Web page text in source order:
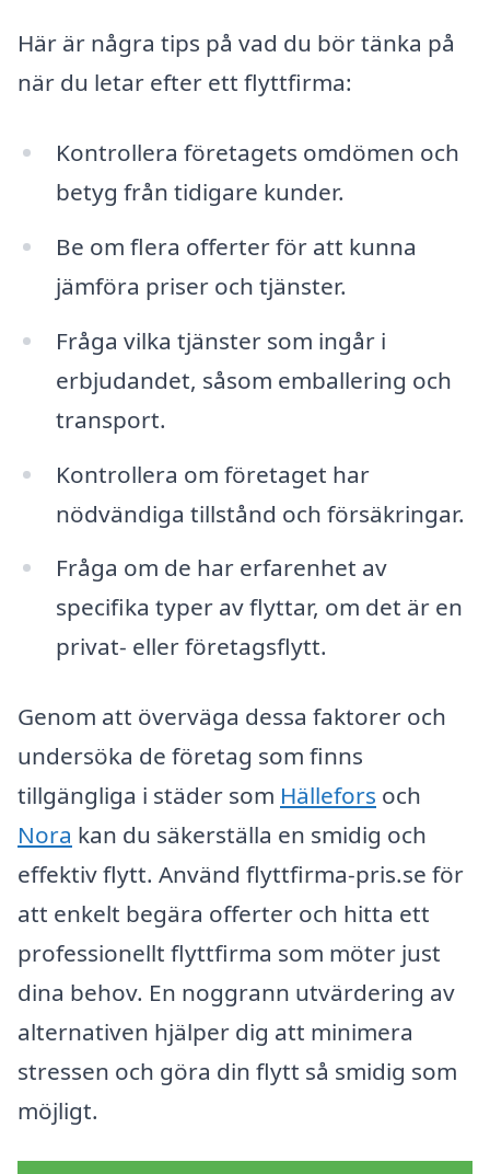
Här är några tips på vad du bör tänka på
när du letar efter ett flyttfirma:
Kontrollera företagets omdömen och
betyg från tidigare kunder.
Be om flera offerter för att kunna
jämföra priser och tjänster.
Fråga vilka tjänster som ingår i
erbjudandet, såsom emballering och
transport.
Kontrollera om företaget har
nödvändiga tillstånd och försäkringar.
Fråga om de har erfarenhet av
specifika typer av flyttar, om det är en
privat- eller företagsflytt.
Genom att överväga dessa faktorer och
undersöka de företag som finns
tillgängliga i städer som Hällefors och
Nora kan du säkerställa en smidig och
effektiv flytt. Använd flyttfirma-pris.se för
att enkelt begära offerter och hitta ett
professionellt flyttfirma som möter just
dina behov. En noggrann utvärdering av
alternativen hjälper dig att minimera
stressen och göra din flytt så smidig som
möjligt.